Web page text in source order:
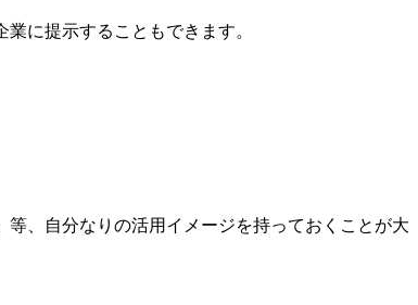
に提示することもできます。
、自分なりの活用イメージを持っておくことが大